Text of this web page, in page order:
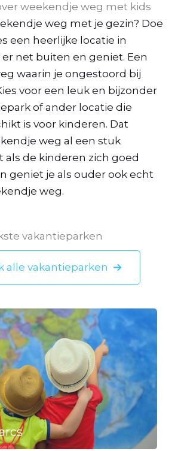
weekendje weg met kids
weg met je gezin? Doe
een heerlijke locatie in
net buiten en geniet. Een
waarin je ongestoord bij
voor een leuk en bijzonder
of ander locatie die
is voor kinderen. Dat
weg al een stuk
als de kinderen zich goed
geniet je als ouder ook echt
weg.
vakantieparken
alle vakantieparken